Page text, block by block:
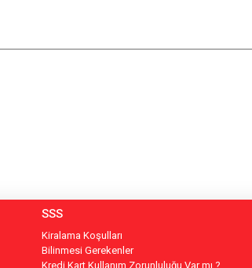
SSS
Kiralama Koşulları
Bilinmesi Gerekenler
Kredi Kart Kullanım Zorunluluğu Var mı ?